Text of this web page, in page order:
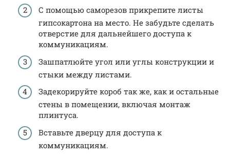
С помощью саморезов прикрепите листы
гипсокартона на место. Не забудьте сделать
отверстие для дальнейшего доступа к
коммуникациям.
Зашпатлюйте угол или углы конструкции и
стыки между листами.
Задекорируйте короб так же, как и остальные
стены в помещении, включая монтаж
плинтуса.
Вставьте дверцу для доступа к
коммуникациям.